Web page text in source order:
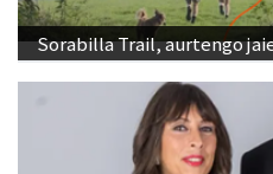
Sorabilla Trail, aurtengo